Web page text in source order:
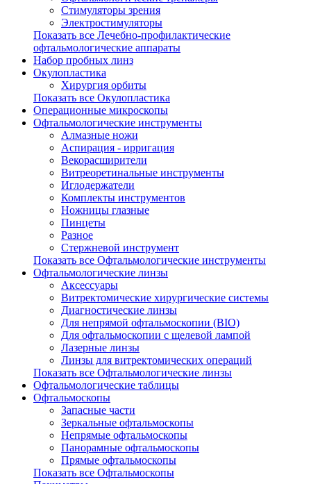
Стимуляторы зрения
Электростимуляторы
Показать все Лечебно-профилактические
офтальмологические аппараты
Набор пробных линз
Окулопластика
Хирургия орбиты
Показать все Окулопластика
Операционные микроскопы
Офтальмологические инструменты
Алмазные ножи
Аспирация - ирригация
Векорасширители
Витреоретинальные инструменты
Иглодержатели
Комплекты инструментов
Ножницы глазные
Пинцеты
Разное
Стержневой инструмент
Показать все Офтальмологические инструменты
Офтальмологические линзы
Аксессуары
Витректомические хирургические системы
Диагностические линзы
Для непрямой офтальмоскопии (BIO)
Для офтальмоскопии с щелевой лампой
Лазерные линзы
Линзы для витректомических операций
Показать все Офтальмологические линзы
Офтальмологические таблицы
Офтальмоскопы
Запасные части
Зеркальные офтальмоскопы
Непрямые офтальмоскопы
Панорамные офтальмоскопы
Прямые офтальмоскопы
Показать все Офтальмоскопы